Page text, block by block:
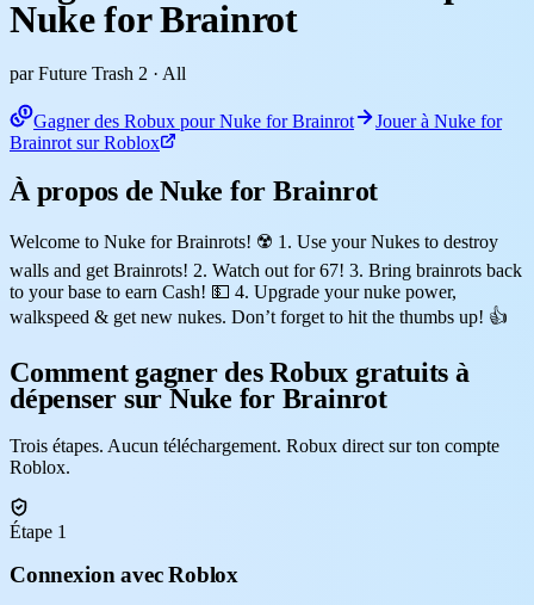
Nuke for Brainrot
par Future Trash 2 · All
Gagner des Robux pour Nuke for Brainrot
Jouer à Nuke for
Brainrot sur Roblox
À propos de Nuke for Brainrot
Welcome to Nuke for Brainrots! ☢️ 1. Use your Nukes to destroy
walls and get Brainrots! 2. Watch out for 67! 3. Bring brainrots back
to your base to earn Cash! 💵 4. Upgrade your nuke power,
walkspeed & get new nukes. Don’t forget to hit the thumbs up! 👍
Comment gagner des Robux gratuits à
dépenser sur Nuke for Brainrot
Trois étapes. Aucun téléchargement. Robux direct sur ton compte
Roblox.
Étape 1
Connexion avec Roblox